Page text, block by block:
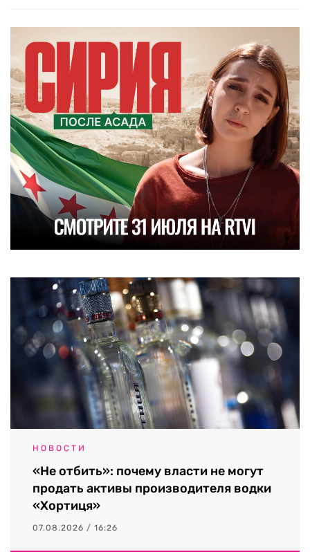
НОВОСТИ
«Не отбить»: почему власти не могут
продать активы производителя водки
«Хортиця»
07.08.2026 / 16:26